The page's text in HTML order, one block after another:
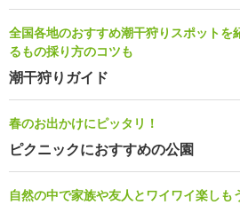
全国各地のおすすめ潮干狩りスポットを
るもの採り方のコツも
潮干狩りガイド
春のお出かけにピッタリ！
ピクニックにおすすめの公園
自然の中で家族や友人とワイワイ楽しも